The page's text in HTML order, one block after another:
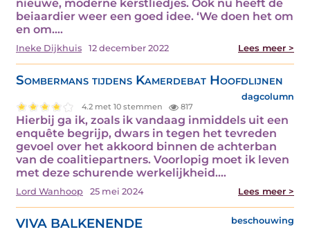
nieuwe, moderne kerstliedjes. Ook nu heeft de
beiaardier weer een goed idee. ‘We doen het om
en om.…
Ineke Dijkhuis 12 december 2022 Lees meer >
Sombermans tijdens Kamerdebat Hoofdlijnen
dagcolumn
4.2 met 10 stemmen 817
Hierbij ga ik, zoals ik vandaag inmiddels uit een
enquête begrijp, dwars in tegen het tevreden
gevoel over het akkoord binnen de achterban
van de coalitiepartners. Voorlopig moet ik leven
met deze schurende werkelijkheid.…
Lord Wanhoop 25 mei 2024 Lees meer >
VIVA BALKENENDE beschouwing